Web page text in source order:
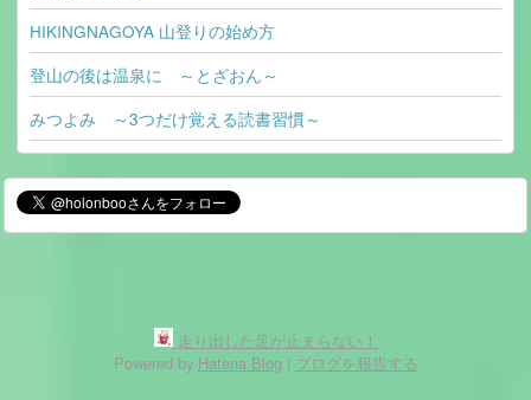
HIKINGNAGOYA 山登りの始め方
登山の後は温泉に ～とざおん～
みつよみ ～3つだけ覚える読書習慣～
走り出した足が止まらない！
Powered by Hatena Blog | ブログを報告する